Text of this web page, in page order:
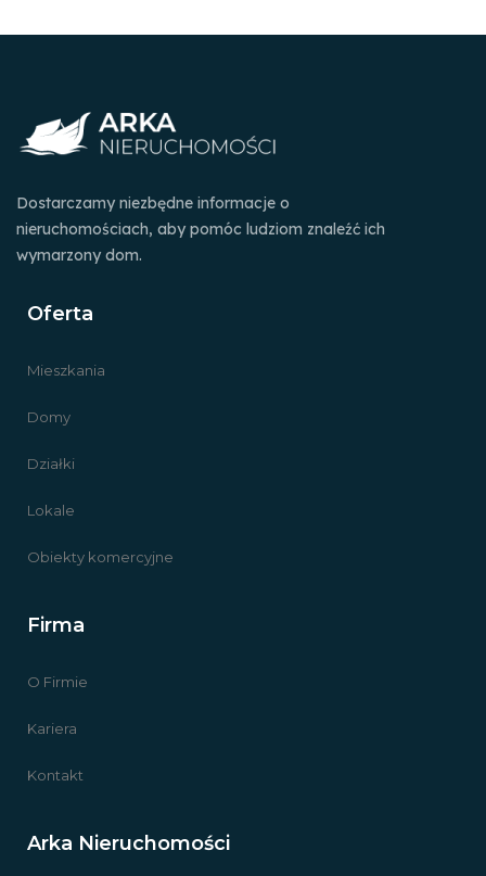
Dostarczamy niezbędne informacje o
nieruchomościach, aby pomóc ludziom znaleźć ich
wymarzony dom.
Oferta
Mieszkania
Domy
Działki
Lokale
Obiekty komercyjne
Firma
O Firmie
Kariera
Kontakt
Arka Nieruchomości